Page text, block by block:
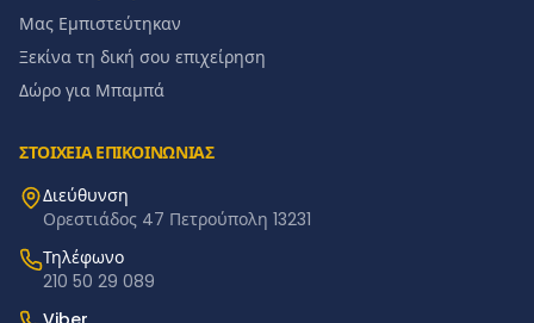
Μας Εμπιστεύτηκαν
Ξεκίνα τη δική σου επιχείρηση
Δώρο για Μπαμπά
ΣΤΟΙΧΕΙΑ ΕΠΙΚΟΙΝΩΝΙΑΣ
Διεύθυνση
Ορεστιάδος 47 Πετρούπολη 13231
Τηλέφωνο
210 50 29 089